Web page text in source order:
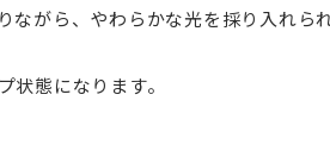
ながら、やわらかな光を採り入れら
態になります。